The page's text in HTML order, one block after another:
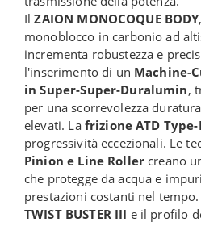
IlZAION MONOCOQUE BODY
monoblocco in carbonio ad
incrementa robustezza e
l'inserimento di un Machine-
in Super-Super-Duralumin,
per una scorrevolezza
elevati. La frizione ATD Type-
progressività eccezionali. Le
Pinion e Line Roller creano
che protegge da acqua e
prestazioni costanti nel tempo.
TWIST BUSTER III e il profilo